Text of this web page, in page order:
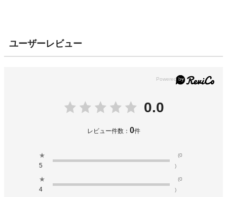
ユーザーレビュー
0.0
レビュー件数： 0件
★
5
(0
)
★
4
(0
)